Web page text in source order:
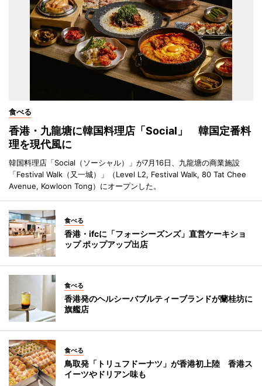
食べる
香港・九龍塘に韓国料理店「Social」 韓国定番料
理を現代風に
韓国料理店「Social（ソーシャル）」が7月16日、九龍塘の商業施設
「Festival Walk（又一城）」（Level L2, Festival Walk, 80 Tat Chee
Avenue, Kowloon Tong）にオープンした。
食べる
香港・ifcに「フォーシーズンズ」直営ケーキショ
ップ ポップアップ出店
食べる
香港発のヘルシーバブルティーブランドが蘭桂坊に
旗艦店
食べる
鳥取発「トリュフドーナツ」が香港初上陸 香港ス
イーツやドリアン味も